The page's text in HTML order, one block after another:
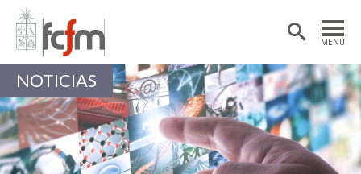
MENÚ
Estudiantes
Académicas/os
NOTICIAS